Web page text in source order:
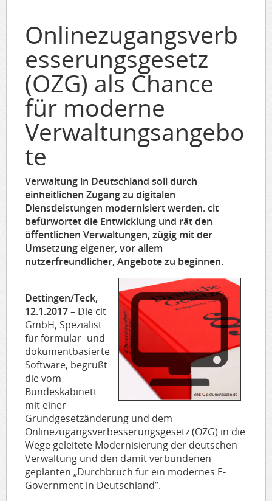
Onlinezugangsverb
esserungsgesetz
(OZG) als Chance
für moderne
Verwaltungsangebo
te
Verwaltung in Deutschland soll durch
einheitlichen Zugang zu digitalen
Dienstleistungen modernisiert werden. cit
befürwortet die Entwicklung und rät den
öffentlichen Verwaltungen, zügig mit der
Umsetzung eigener, vor allem
nutzerfreundlicher, Angebote zu beginnen.
Dettingen/Teck,
12.1.2017– Die cit
GmbH, Spezialist
für formular- und
dokumentbasierte
Software, begrüßt
die vom
Bundeskabinett
mit einer
Grundgesetzänderung und dem
Onlinezugangsverbesserungsgesetz (OZG) in die
Wege geleitete Modernisierung der deutschen
Verwaltung und den damit verbundenen
geplanten „Durchbruch für ein modernes E-
Government in Deutschland”.